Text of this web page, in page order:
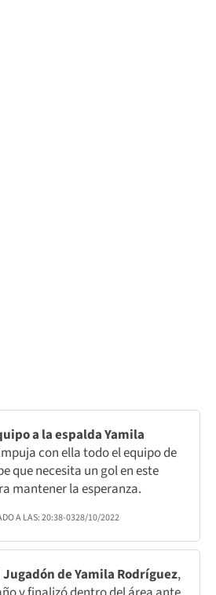
a la espalda Yamila
con ella todo el equipo de
que necesita un gol en este
mantener la esperanza.
A LAS:20:38-0328/10/2022
de Yamila Rodríguez,